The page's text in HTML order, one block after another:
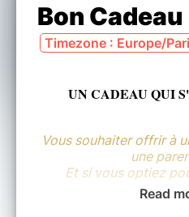
Bon Cadeau
Timezone : Europe/
UN CADEAU QUI
Vous souhaiter offrir à
une
Et si vous optiez
Read